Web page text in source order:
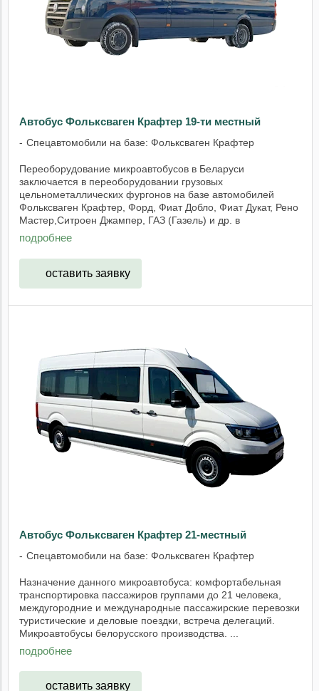
Автобус Фольксваген Крафтер 19-ти местный
Спецавтомобили на базе: Фольксваген Крафтер
Переоборудование микроавтобусов в Беларуси
заключается в переоборудовании грузовых
цельнометаллических фургонов на базе автомобилей
Фольксваген Крафтер, Форд, Фиат Добло, Фиат Дукат, Рено
Мастер,Ситроен Джампер, ГАЗ (Газель) и др. в
микроавтобусы. ...
подробнее
оставить заявку
Автобус Фольксваген Крафтер 21-местный
Спецавтомобили на базе: Фольксваген Крафтер
Назначение данного микроавтобуса: комфортабельная
транспортировка пассажиров группами до 21 человека,
междугородние и международные пассажирские перевозки
туристические и деловые поездки, встреча делегаций.
Микроавтобусы белорусского производства. ...
подробнее
оставить заявку